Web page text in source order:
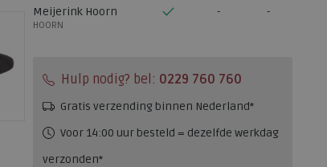
Meijerink Hoorn
HOORN
Hulp nodig? bel: 0229 760 760
Gratis verzending binnen Nederland*
Voor 14:00 uur besteld = dezelfde werkdag
verzonden*